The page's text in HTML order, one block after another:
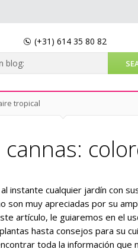
(+31) 614 35 80 82
tropical
instante cualquier jardín con
muy apreciadas por su
artículo, le guiaremos en el
hasta consejos para su
toda la información que